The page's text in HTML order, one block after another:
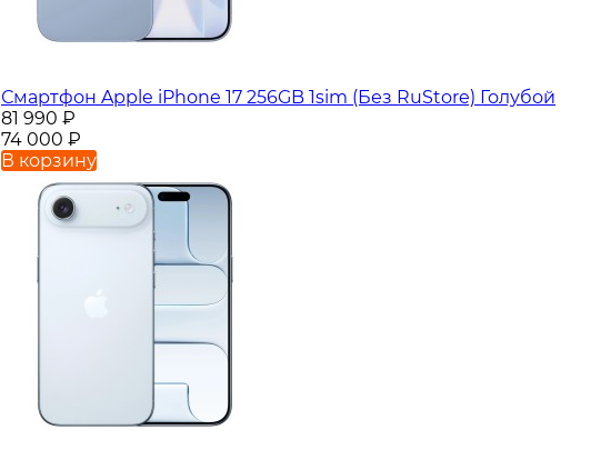
Смартфон Apple iPhone 17 256GB 1sim (Без RuStore) Голубой
81 990 ₽
74 000 ₽
В корзину